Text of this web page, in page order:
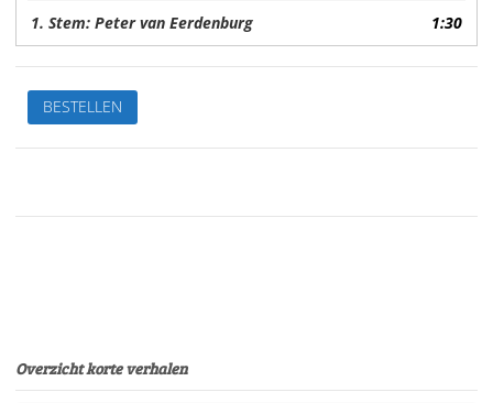
1. Stem: Peter van Eerdenburg 1:30
LanghaarVan:
Anton
QuintanaStem:
EerdenburgSpeelduur:12'37"
BESTELLEN
Overzicht korte verhalen